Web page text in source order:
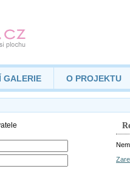
GALERIE O PROJEKTU